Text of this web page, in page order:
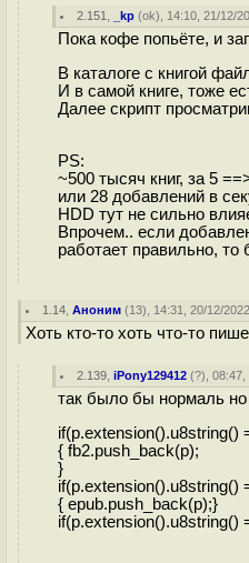
2.151 _kp (ok), 14:10, 21/12/
Пока кофе попьёте, и
В каталоге с книгой
И в самой книге, тоже
Далее скрипт
PS:
~500 тысяч книг, за 5
или 28 добавлений в
HDD тут не сильно
Впрочем.. если
работает правильно, то
1.14 ,Аноним (13), 14:31, 20/12/
Хоть кто-то хоть что-то
2.139 ,iPony129412 (?), 08:47,
так было бы нормаль но
if(p.extension().u8string()
{ fb2.push_back(p);
}
if(p.extension().u8string()
{ epub.push_back(p);}
if(p.extension().u8string()